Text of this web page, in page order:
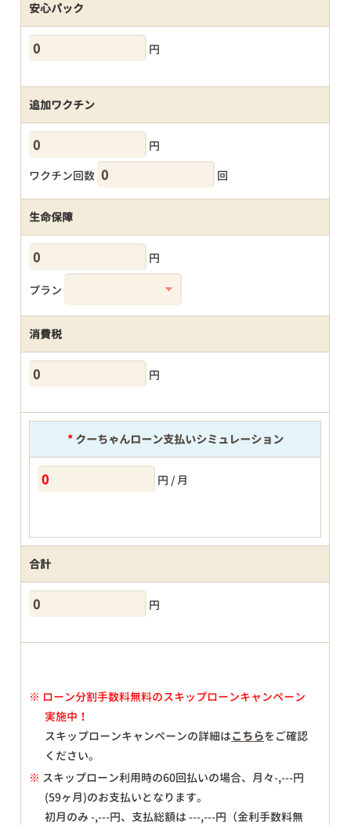
安心パック
円
追加ワクチン
円
ワクチン回数
回
生命保障
円
プラン
消費税
円
*クーちゃんローン支払いシミュレーション
円 / 月
合計
円
※ ローン分割手数料無料のスキップローンキャンペーン
実施中！
スキップローンキャンペーンの詳細はこちらをご確認
ください。
※ スキップローン利用時の60回払いの場合、月々-,---円
(59ヶ月)のお支払いとなります。
初月のみ-,---円、支払総額は---,---円（金利手数料無